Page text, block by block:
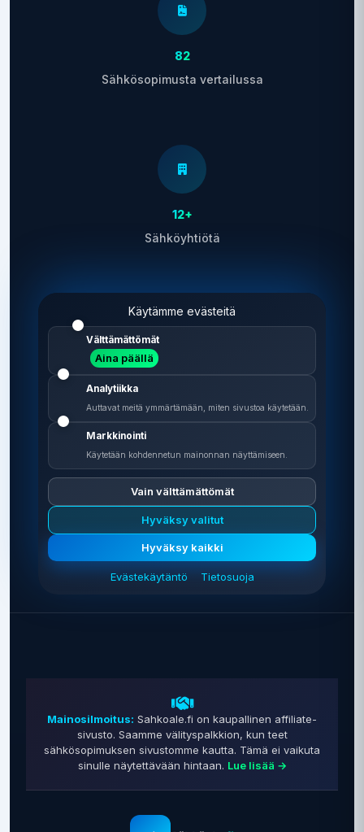
82
Sähkösopimusta vertailussa
12+
Sähköyhtiötä
2 min
Vertailu vie aikaa
0 €
Vertailu on ilmainen
Mainosilmoitus: Sahkoale.fi on kaupallinen affiliate-
sivusto. Saamme välityspalkkion, kun teet
sähkösopimuksen sivustomme kautta. Tämä ei vaikuta
sinulle näytettävään hintaan. Lue lisää →
Käytämme evästeitä
Välttämättömät
Aina päällä
Analytiikka
Auttavat meitä ymmärtämään, miten sivustoa käytetään.
Markkinointi
Käytetään kohdennetun mainonnan näyttämiseen.
Vain välttämättömät
Hyväksy valitut
Hyväksy kaikki
Evästekäytäntö Tietosuoja